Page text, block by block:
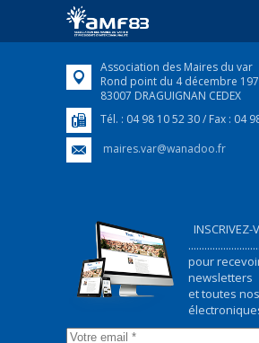
FEUILLETER
Association des Maires du var
Rond point du 4 décembre
83007 DRAGUIGNAN CEDEX
Tél. : 04 98 10 52 30 / Fax : 04
maires.var@wanadoo.fr
INSCRIVEZ-
pour
newsletters
et toutes